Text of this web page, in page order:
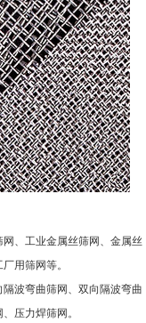
、工业金属丝筛网、金属丝
用筛网等。
波弯曲筛网、双向隔波弯曲
压力焊筛网。